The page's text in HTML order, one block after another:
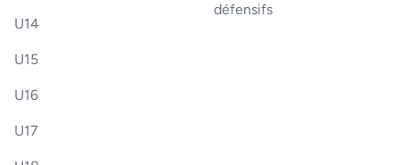
U14
U15
U16
U17
défensifs